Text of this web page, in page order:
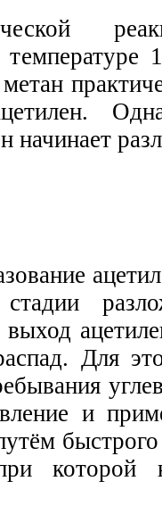
начинает
Для
и
которой